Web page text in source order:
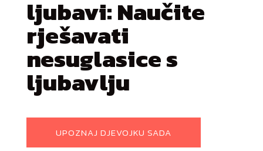
ljubavi: Naučite
rješavati
nesuglasice s
ljubavlju
UPOZNAJ DJEVOJKU SADA